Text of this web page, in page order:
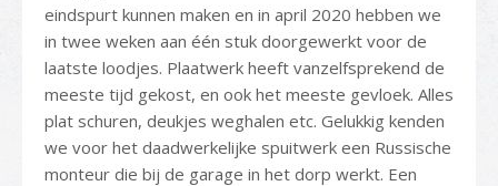
eindspurt kunnen maken en in april 2020 hebben we
in twee weken aan één stuk doorgewerkt voor de
laatste loodjes. Plaatwerk heeft vanzelfsprekend de
meeste tijd gekost, en ook het meeste gevloek. Alles
plat schuren, deukjes weghalen etc. Gelukkig kenden
we voor het daadwerkelijke spuitwerk een Russische
monteur die bij de garage in het dorp werkt. Een